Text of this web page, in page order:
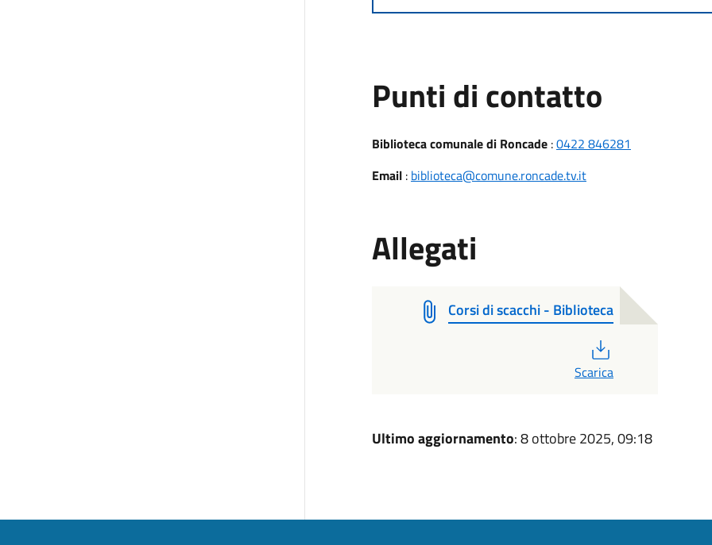
Punti di contatto
Biblioteca comunale di Roncade:0422 846281
Email: biblioteca@comune.roncade.tv.it
Allegati
Corsi di scacchi - Biblioteca
Scarica
Ultimo aggiornamento: 8 ottobre 2025, 09:18